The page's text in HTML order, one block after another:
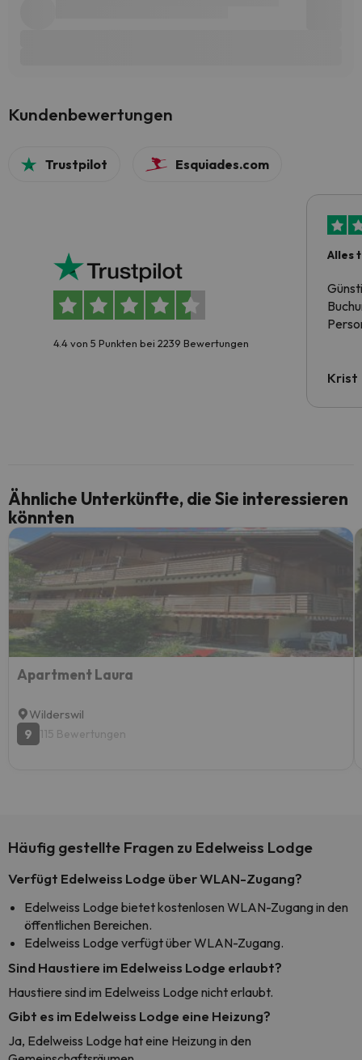
Kundenbewertungen
Trustpilot Esquiades.com
4.4 von 5 Punkten bei 2239 Bewertungen
Alles
Krist
Ähnliche Unterkünfte, die Sie interessieren
könnten
Apartment Laura
Wilderswil
9
115 Bewertungen
Häufig gestellte Fragen zu Edelweiss Lodge
Verfügt Edelweiss Lodge über WLAN-Zugang?
Edelweiss Lodge bietet kostenlosen WLAN-Zugang in den
öffentlichen Bereichen.
Edelweiss Lodge verfügt über WLAN-Zugang.
Sind Haustiere im Edelweiss Lodge erlaubt?
Haustiere sind im Edelweiss Lodge nicht erlaubt.
Gibt es im Edelweiss Lodge eine Heizung?
Ja, Edelweiss Lodge hat eine Heizung in den